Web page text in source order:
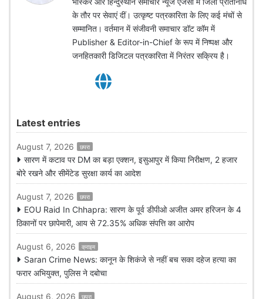
के तौर पर सेवाएं दीं। उत्कृष्ट पत्रकारिता के लिए कई मंचों से
सम्मानित। वर्तमान में संजीवनी समाचार डॉट कॉम में
Publisher & Editor-in-Chief के रूप में निष्पक्ष और
जनहितकारी डिजिटल पत्रकारिता में निरंतर सक्रिय है।
Latest entries
August 7, 2026 छपरा
सारण में कटाव पर DM का बड़ा एक्शन, इसुआपुर में किया निरीक्षण, 2 हजार
बोरे रखने और सीमेंटेड सुरक्षा कार्य का आदेश
August 7, 2026 छपरा
EOU Raid In Chhapra: सारण के पूर्व डीपीओ अजीत अमर हरिजन के 4
ठिकानों पर छापेमारी, आय से 72.35% अधिक संपत्ति का आरोप
August 6, 2026 क्राइम
Saran Crime News: कानून के शिकंजे से नहीं बच सका दहेज हत्या का
फरार अभियुक्त, पुलिस ने दबोचा
August 6, 2026 छपरा